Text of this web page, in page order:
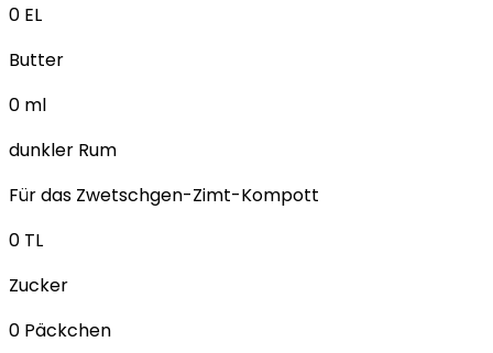
0 EL
Butter
0 ml
dunkler Rum
Für das Zwetschgen-Zimt-Kompott
0 TL
Zucker
0 Päckchen